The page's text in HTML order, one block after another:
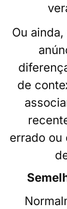
Ou
de
errado ou